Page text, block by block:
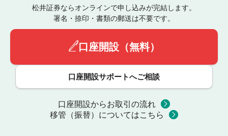
松井証券ならオンラインで申し込みが完結します。
署名・捺印・書類の郵送は不要です。
口座開設（無料）
口座開設サポートへご相談
口座開設からお取引の流れ
移管（振替）についてはこちら